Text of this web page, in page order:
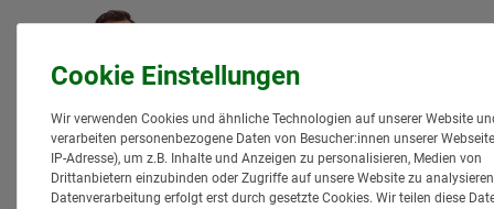
Wir verwenden Cookies und ähnliche Technologien auf unserer Website
verarbeiten personenbezogene Daten von Besucher:innen unserer
IP-Adresse), um z.B. Inhalte und Anzeigen zu personalisieren, Medien von
Drittanbietern einzubinden oder Zugriffe auf unsere Website zu
Datenverarbeitung erfolgt erst durch gesetzte Cookies. Wir teilen diese